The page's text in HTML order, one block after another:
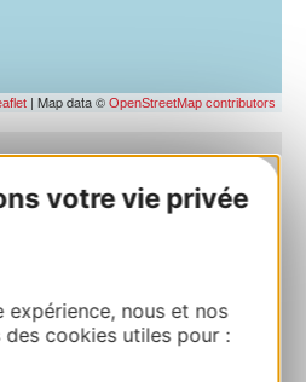
votre vie privée
expérience, nous et nos
cookies utiles pour :
| Map data © OpenStreetMap contributors
Moulin 34420